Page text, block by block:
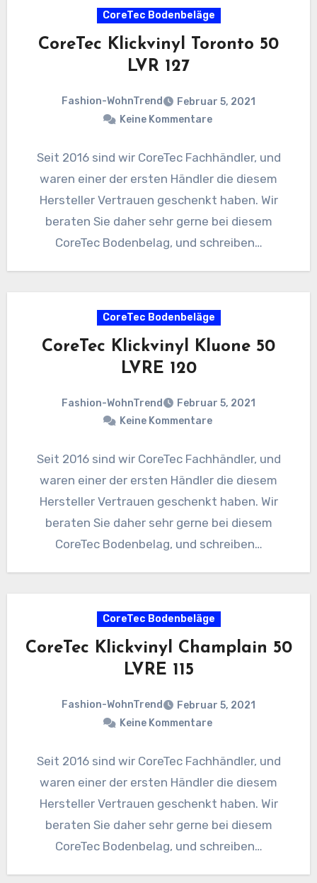
CoreTec Bodenbeläge
CoreTec Klickvinyl Toronto 50
LVR 127
Fashion-WohnTrend
Februar 5, 2021
Keine Kommentare
Seit 2016 sind wir CoreTec Fachhändler, und
waren einer der ersten Händler die diesem
Hersteller Vertrauen geschenkt haben. Wir
beraten Sie daher sehr gerne bei diesem
CoreTec Bodenbelag, und schreiben…
CoreTec Bodenbeläge
CoreTec Klickvinyl Kluone 50
LVRE 120
Fashion-WohnTrend
Februar 5, 2021
Keine Kommentare
Seit 2016 sind wir CoreTec Fachhändler, und
waren einer der ersten Händler die diesem
Hersteller Vertrauen geschenkt haben. Wir
beraten Sie daher sehr gerne bei diesem
CoreTec Bodenbelag, und schreiben…
CoreTec Bodenbeläge
CoreTec Klickvinyl Champlain 50
LVRE 115
Fashion-WohnTrend
Februar 5, 2021
Keine Kommentare
Seit 2016 sind wir CoreTec Fachhändler, und
waren einer der ersten Händler die diesem
Hersteller Vertrauen geschenkt haben. Wir
beraten Sie daher sehr gerne bei diesem
CoreTec Bodenbelag, und schreiben…